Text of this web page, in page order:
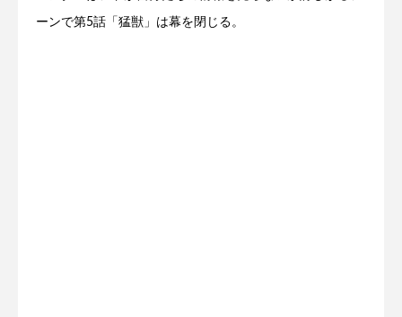
ーンで第5話「猛獣」は幕を閉じる。